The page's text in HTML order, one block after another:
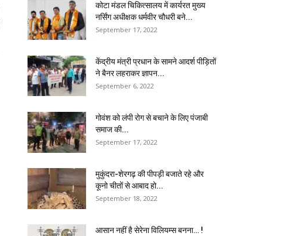
कोटा मंडल चिकित्सालय में कार्यरत मुख्य
नर्सिंग अधीक्षक धर्मवीर चौधरी बने...
September 17, 2022
केंद्रीय मंत्री प्रधान के सामने आदर्श पीड़ितों
ने बैनर लहराकर ज्ञापन...
September 6, 2022
गोवंश को लंपी रोग से बचाने के लिए पंजाबी
समाज की...
September 17, 2022
मुकुंदरा-शेरगढ़ की पीपड़ी बजाते रहे और
कूनो चीतों से आबाद हो...
September 18, 2022
आसान नहीं है सेरेना विलियम्स बनना… !